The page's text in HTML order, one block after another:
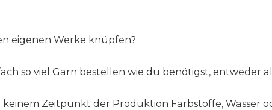
eigenen Werke knüpfen?
so viel Garn bestellen wie du benötigst, entweder
Zeitpunkt der Produktion Farbstoffe, Wasser